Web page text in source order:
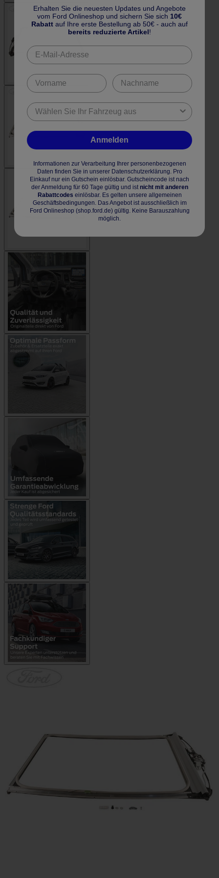
Erhalten Sie die neuesten Updates und Angebote
vom Ford Onlineshop und sichern Sie sich 10€
Rabatt auf Ihre erste Bestellung ab 50€ - auch auf
bereits reduzierte Artikel!
Anmelden
Informationen zur Verarbeitung Ihrer personenbezogenen
Daten finden Sie in unserer Datenschutzerklärung. Pro
Einkauf nur ein Gutschein einlösbar. Gutscheincode ist nach
der Anmeldung für 60 Tage gültig und ist nicht mit anderen
Rabattcodes einlösbar. Es gelten unsere allgemeinen
Geschäftsbedingungen. Das Angebot ist ausschließlich im
Ford Onlineshop (shop.ford.de) gültig. Keine Barauszahlung
möglich.